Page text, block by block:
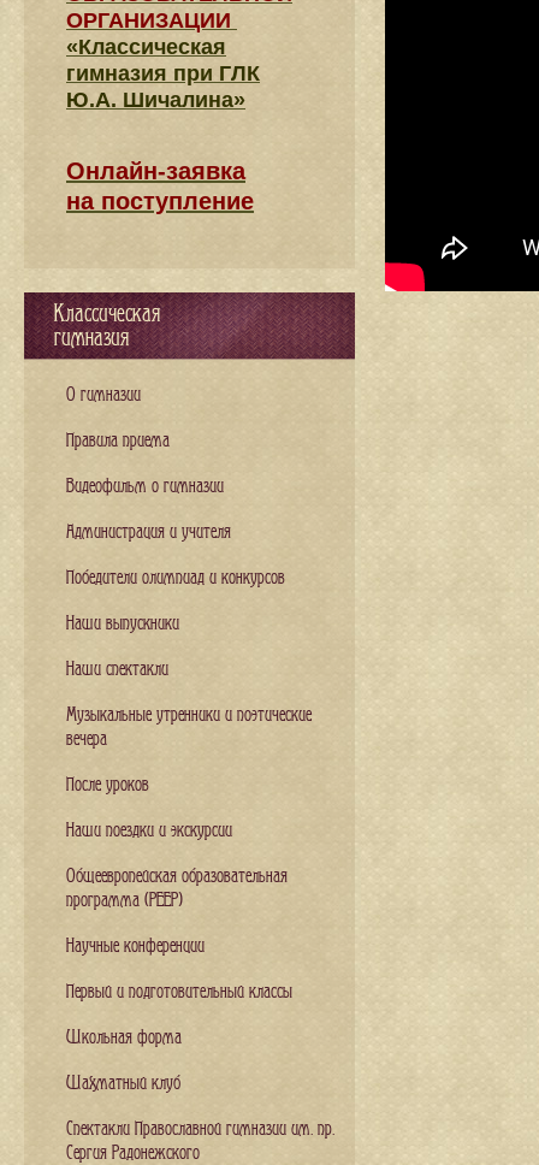
ОРГАНИЗАЦИИ
«Классическая
гимназия при ГЛК
Ю.А. Шичалина»
Онлайн-заявка
на поступление
Классическая
гимназия
О гимназии
Правила приема
Видеофильм о гимназии
Администрация и учителя
Победители олимпиад и конкурсов
Наши выпускники
Наши спектакли
Музыкальные утренники и поэтические
вечера
После уроков
Наши поездки и экскурсии
Общеевропейская образовательная
программа (PEEP)
Научные конференции
Первый и подготовительный классы
Школьная форма
Шахматный клуб
Спектакли Православной гимназии им. пр.
Сергия Радонежского